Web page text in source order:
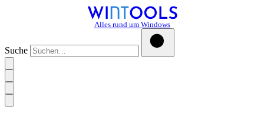
Alles rund um Windows
Suche